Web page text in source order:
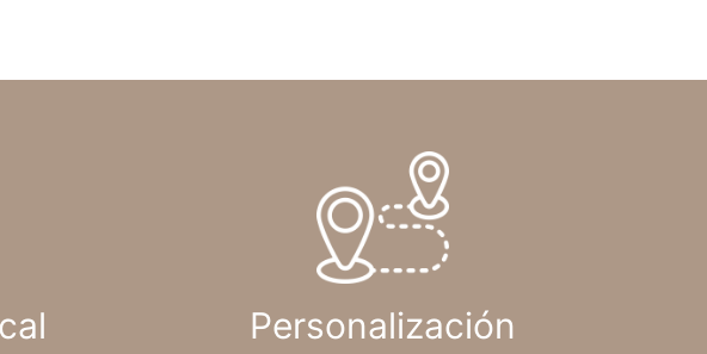
Personalización